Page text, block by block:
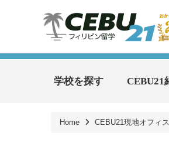
学校を探す CEBU21
Home CEBU21現地オフィ